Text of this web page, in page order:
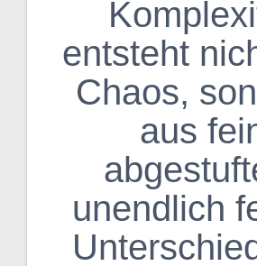
entsteht
Chaos,
aus
unendlich